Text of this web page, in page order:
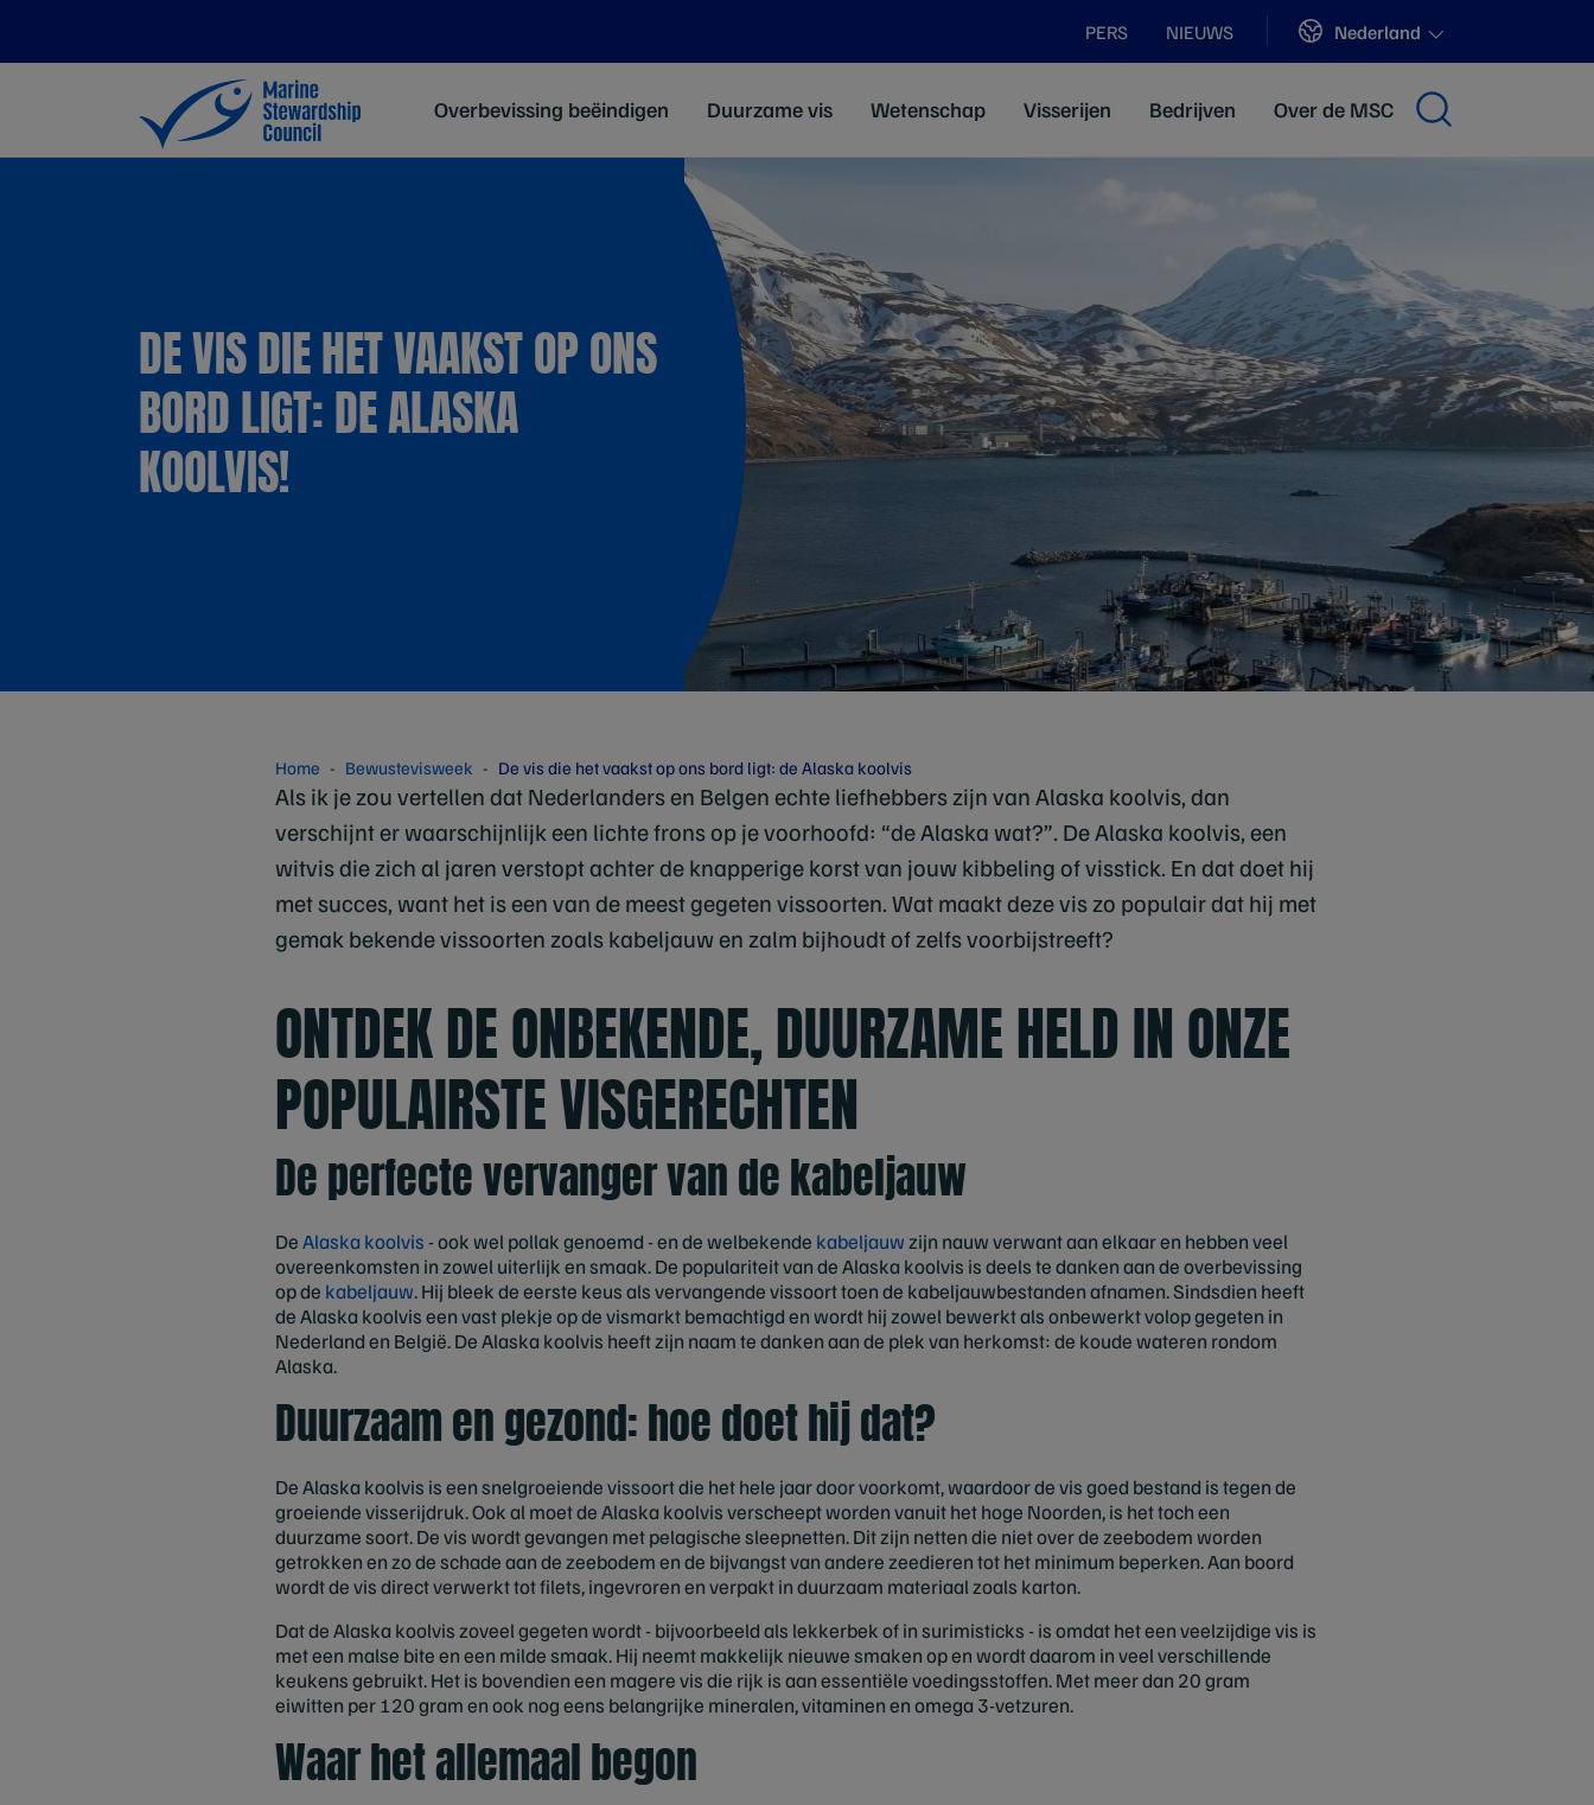
PERS NIEUWS Sites
Nederland
Overbevissing beëindigen Duurzame vis Wetenschap Visserijen Bedrijven Over de MSC
DE VIS DIE HET VAAKST OP ONS
BORD LIGT: DE ALASKA
KOOLVIS!
Home Bewustevisweek De vis die het vaakst op ons bord ligt: de Alaska koolvis
Als ik je zou vertellen dat Nederlanders en Belgen echte liefhebbers zijn van Alaska koolvis, dan
verschijnt er waarschijnlijk een lichte frons op je voorhoofd: “de Alaska wat?”. De Alaska koolvis, een
witvis die zich al jaren verstopt achter de knapperige korst van jouw kibbeling of visstick. En dat doet hij
met succes, want het is een van de meest gegeten vissoorten. Wat maakt deze vis zo populair dat hij met
gemak bekende vissoorten zoals kabeljauw en zalm bijhoudt of zelfs voorbijstreeft?
ONTDEK DE ONBEKENDE, DUURZAME HELD IN ONZE
POPULAIRSTE VISGERECHTEN
De perfecte vervanger van de kabeljauw
DeAlaska koolvis - ook wel pollak genoemd - en de welbekende kabeljauwzijn nauw verwant aan elkaar en hebben veel
overeenkomsten in zowel uiterlijk en smaak. De populariteit van de Alaska koolvis is deels te danken aan de overbevissing
op de kabeljauw. Hij bleek de eerste keus als vervangende vissoort toen de kabeljauwbestanden afnamen. Sindsdien heeft
de Alaska koolvis een vast plekje op de vismarkt bemachtigd en wordt hij zowel bewerkt als onbewerkt volop gegeten in
Nederland en België. De Alaska koolvis heeft zijn naam te danken aan de plek van herkomst: de koude wateren rondom
Alaska.
Duurzaam en gezond: hoe doet hij dat?
De Alaska koolvis is een snelgroeiende vissoort die het hele jaar door voorkomt, waardoor de vis goed bestand is tegen de
groeiende visserijdruk. Ook al moet de Alaska koolvis verscheept worden vanuit het hoge Noorden, is het toch een
duurzame soort. De vis wordt gevangen met pelagische sleepnetten. Dit zijn netten die niet over de zeebodem worden
getrokken en zo de schade aan de zeebodem en de bijvangst van andere zeedieren tot het minimum beperken. Aan boord
wordt de vis direct verwerkt tot filets, ingevroren en verpakt in duurzaam materiaal zoals karton.
Dat de Alaska koolvis zoveel gegeten wordt - bijvoorbeeld als lekkerbek of in surimisticks - is omdat het een veelzijdige vis is
met een malse bite en een milde smaak. Hij neemt makkelijk nieuwe smaken op en wordt daarom in veel verschillende
keukens gebruikt. Het is bovendien een magere vis die rijk is aan essentiële voedingsstoffen. Met meer dan 20 gram
eiwitten per 120 gram en ook nog eens belangrijke mineralen, vitaminen en omega 3-vetzuren.
Waar het allemaal begon